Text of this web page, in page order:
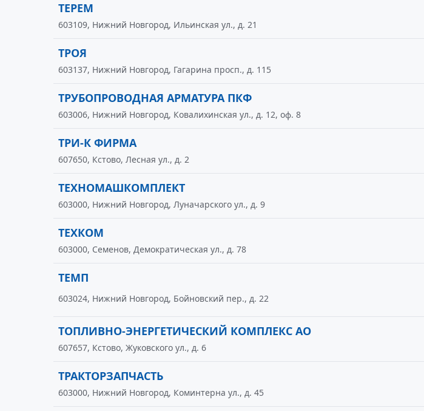
ТЕРЕМ
603109, Нижний Новгород, Ильинская ул., д. 21
ТРОЯ
603137, Нижний Новгород, Гагарина просп., д. 115
ТРУБОПРОВОДНАЯ АРМАТУРА ПКФ
603006, Нижний Новгород, Ковалихинская ул., д. 12, оф. 8
ТРИ-К ФИРМА
607650, Кстово, Лесная ул., д. 2
ТЕХНОМАШКОМПЛЕКТ
603000, Нижний Новгород, Луначарского ул., д. 9
ТЕХКОМ
603000, Семенов, Демократическая ул., д. 78
ТЕМП
603024, Нижний Новгород, Бойновский пер., д. 22
ТОПЛИВНО-ЭНЕРГЕТИЧЕСКИЙ КОМПЛЕКС АО
607657, Кстово, Жуковского ул., д. 6
ТРАКТОРЗАПЧАСТЬ
603000, Нижний Новгород, Коминтерна ул., д. 45